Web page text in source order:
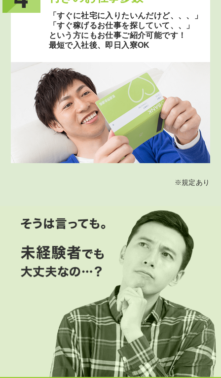
「すぐに社宅に入りたいんだけど、、、」
「すぐ稼げるお仕事を探していて、、」
という方にもお仕事ご紹介可能です！
最短で入社後、即日入寮OK
※規定あり